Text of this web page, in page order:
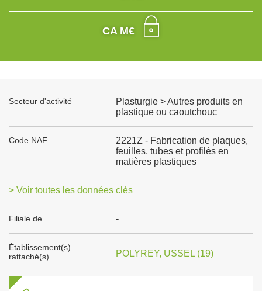
CA M€
Secteur d'activité
Plasturgie > Autres produits en
plastique ou caoutchouc
Code NAF
2221Z - Fabrication de plaques,
feuilles, tubes et profilés en
matières plastiques
> Voir toutes les données clés
Filiale de -
Établissement(s)
rattaché(s)
POLYREY, USSEL (19)